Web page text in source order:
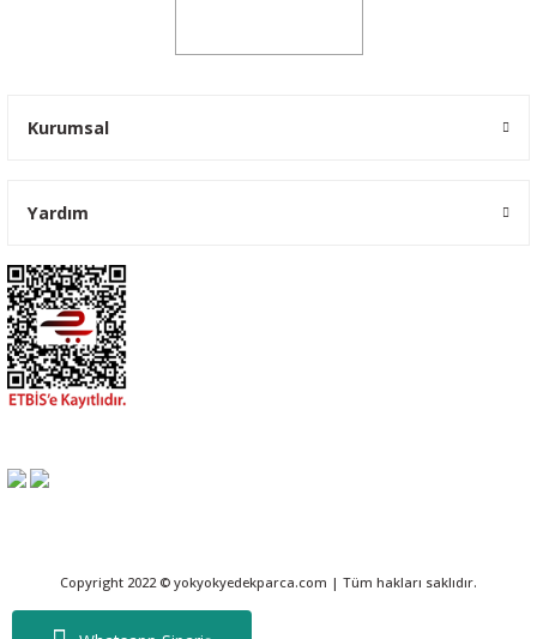
Kurumsal
Yardım
Copyright 2022 © yokyokyedekparca.com | Tüm hakları saklıdır.